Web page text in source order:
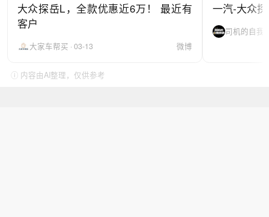
大众探岳L，全款优惠近6万！ 最近有
客户
大家车帮买 · 03-13 微博
一汽-大众
司机的自我
ⓘ 内容由AI整理，仅供参考